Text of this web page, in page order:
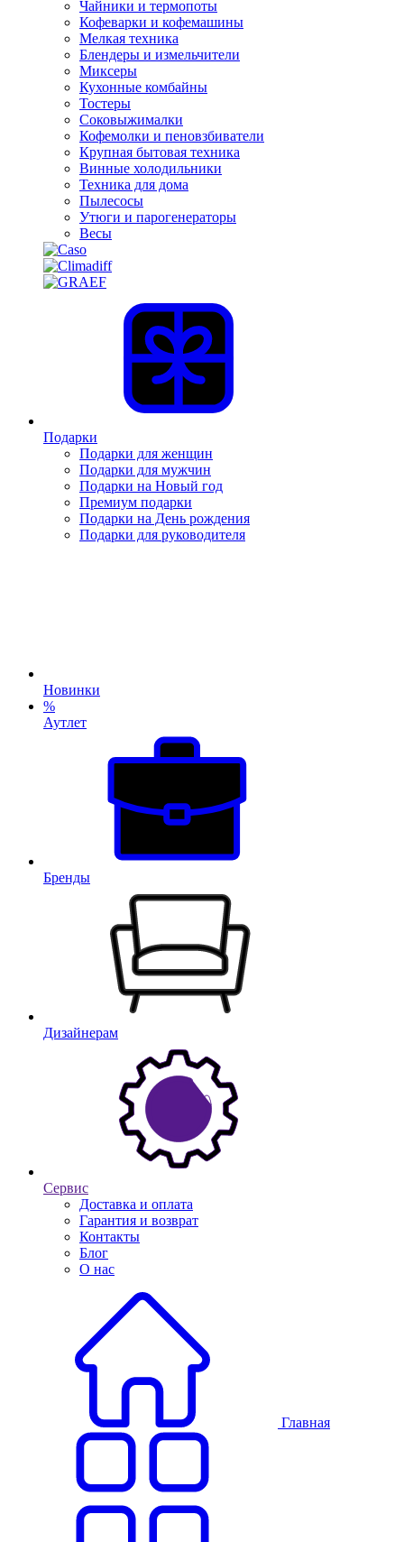
Чайники и термопоты
Кофеварки и кофемашины
Мелкая техника
Блендеры и измельчители
Миксеры
Кухонные комбайны
Тостеры
Соковыжималки
Кофемолки и пеновзбиватели
Крупная бытовая техника
Винные холодильники
Техника для дома
Пылесосы
Утюги и парогенераторы
Весы
Подарки
Подарки для женщин
Подарки для мужчин
Подарки на Новый год
Премиум подарки
Подарки на День рождения
Подарки для руководителя
Новинки
%
Аутлет
Бренды
Дизайнерам
Сервис
Доставка и оплата
Гарантия и возврат
Контакты
Блог
О нас
Главная